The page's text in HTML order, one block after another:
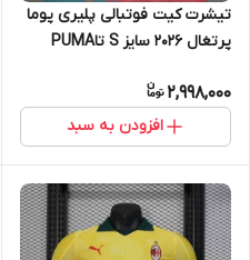
تیشرت کیت فوتبالی پلیری پوما
پرتغال 2026 سایز S تاPUMA
2,998,000
افزودن به سبد